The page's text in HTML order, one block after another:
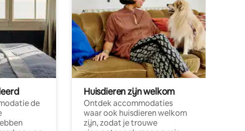
de
Huisdieren zijn welkom
Ontdek accommodaties
waar ook huisdieren welkom
zijn, zodat je trouwe